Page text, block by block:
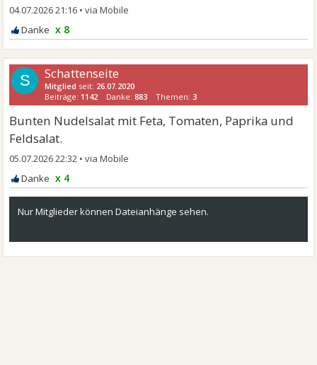
04.07.2026 21:16 •
x 8
S Schattenseite
Mitglied seit: 26.07.2020
Beiträge: 1142 Danke:883 Themen:3
Bunten Nudelsalat mit Feta, Tomaten, Paprika und
Feldsalat.
05.07.2026 22:32 •
x 4
Nur Mitglieder können Dateianhänge sehen.